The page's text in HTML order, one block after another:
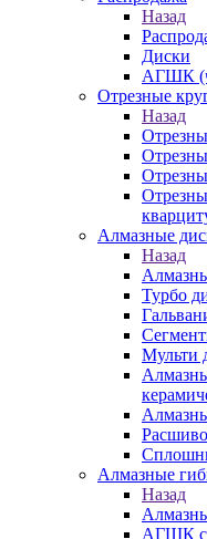
Назад
Диски
АГШК
Отрезные
Назад
Алмазные
Назад
Турбо
Мульти
Алмазные
Назад
АГШК с